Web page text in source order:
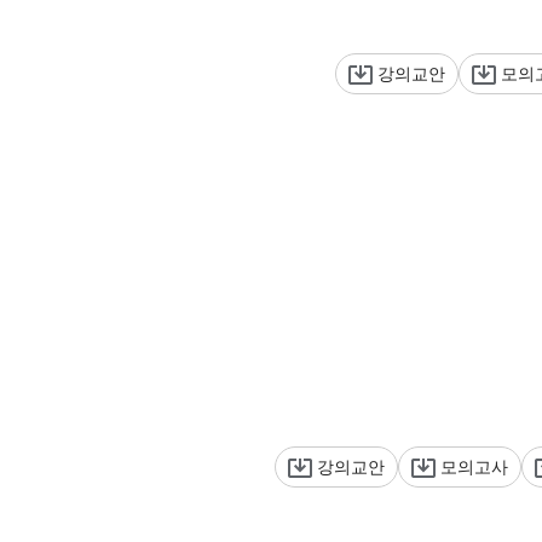
강의교안 모의
강의교안 모의고사